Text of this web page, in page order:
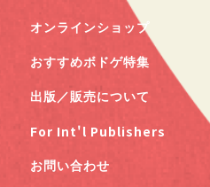
オンラインショップ
おすすめボドゲ特集
出版／販売について
For Int'l Publishers
お問い合わせ